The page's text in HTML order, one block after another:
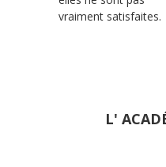
vraiment satisfaites.
L'